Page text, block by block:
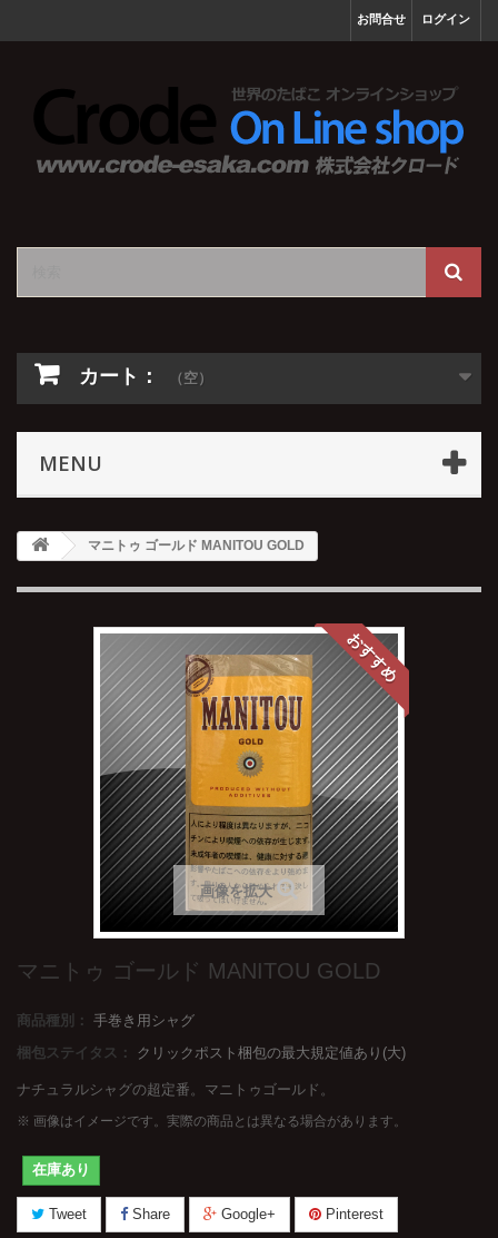
ログイン
お問合せ
カート： （空）
MENU
マニトゥ ゴールド MANITOU GOLD
おすすめ
画像を拡大
マニトゥ ゴールド MANITOU GOLD
商品種別： 手巻き用シャグ
梱包ステイタス：
クリックポスト梱包の最大規定値あり(大)
ナチュラルシャグの超定番。マニトゥゴールド。
※ 画像はイメージです。実際の商品とは異なる場合があります。
在庫あり
Tweet Share Google+ Pinterest